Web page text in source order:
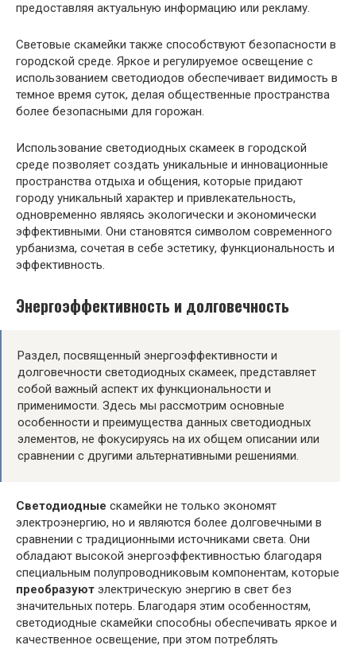
предоставляя актуальную информацию или рекламу.
Световые скамейки также способствуют безопасности в
городской среде. Яркое и регулируемое освещение с
использованием светодиодов обеспечивает видимость в
темное время суток, делая общественные пространства
более безопасными для горожан.
Использование светодиодных скамеек в городской
среде позволяет создать уникальные и инновационные
пространства отдыха и общения, которые придают
городу уникальный характер и привлекательность,
одновременно являясь экологически и экономически
эффективными. Они становятся символом современного
урбанизма, сочетая в себе эстетику, функциональность и
эффективность.
Энергоэффективность и долговечность
Раздел, посвященный энергоэффективности и
долговечности светодиодных скамеек, представляет
собой важный аспект их функциональности и
применимости. Здесь мы рассмотрим основные
особенности и преимущества данных светодиодных
элементов, не фокусируясь на их общем описании или
сравнении с другими альтернативными решениями.
Светодиодные скамейки не только экономят
электроэнергию, но и являются более долговечными в
сравнении с традиционными источниками света. Они
обладают высокой энергоэффективностью благодаря
специальным полупроводниковым компонентам, которые
преобразуют электрическую энергию в свет без
значительных потерь. Благодаря этим особенностям,
светодиодные скамейки способны обеспечивать яркое и
качественное освещение, при этом потреблять